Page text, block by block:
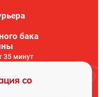
бака
35 минут
со